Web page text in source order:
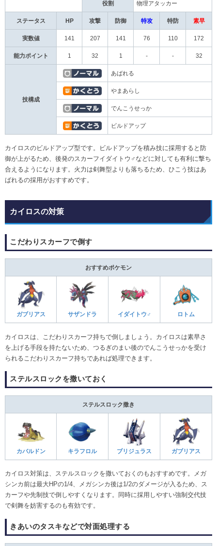
役割 物理アタッカー
ステータス HP 攻撃 防御 特攻 特防 素早
実数値 141 207 141 76 110 172
能力ポイント 1 32 1 - - 32
技構成
あばれる
やまあらし
でんこうせっか
ビルドアップ
カイロスのビルドアップ型です。ビルドアップを積み技に採用すると防
御が上がるため、後発のスカーフイダイトウ♂などに対しても有利に撃ち
合えるようになります。火力は剣舞型よりも落ちるため、ひこう技はあ
ばれるの採用がおすすめです。
カイロスの対策
こだわりスカーフで倒す
おすすめポケモン
ガブリアス サザンドラ イダイトウ♂ ロトム
カイロスは、こだわりスカーフ持ちで倒しましょう。カイロスは素早さ
を上げる手段を持たないため、つるぎのまい後のでんこうせっかを受け
られるこだわりスカーフ持ちであれば処理できます。
ステルスロックを撒いておく
ステルスロック撒き
カバルドン キラフロル ブリジュラス ガブリアス
カイロス対策は、ステルスロックを撒いておくのもおすすめです。メガ
シンカ前は最大HPの1/4、メガシンカ後は1/2のダメージが入るため、ス
カーフや先制技で倒しやすくなります。同時に採用しやすい強制交代技
で剣舞を妨害するのも有効です。
きあいのタスキなどで対面処理する